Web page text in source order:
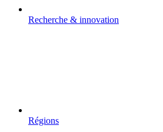
Recherche & innovation
Régions